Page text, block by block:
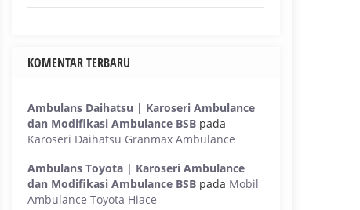
KOMENTAR TERBARU
Ambulans Daihatsu | Karoseri Ambulance
dan Modifikasi Ambulance BSB pada
Karoseri Daihatsu Granmax Ambulance
Ambulans Toyota | Karoseri Ambulance
dan Modifikasi Ambulance BSB pada Mobil
Ambulance Toyota Hiace